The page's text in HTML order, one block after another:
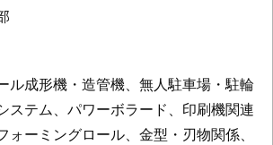
ル成形機・造管機、無人駐車場・駐輪
ステム、パワーボラード、印刷機関連
ォーミングロール、金型・刃物関係、